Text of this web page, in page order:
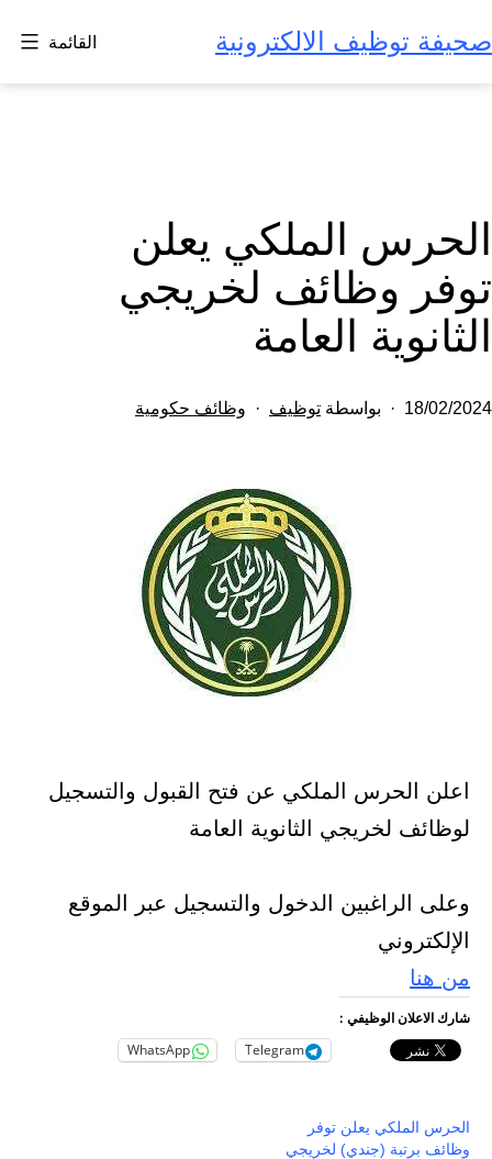
إلى
المحتوى
صحيفة توظيف الالكترونية القائمة
الحرس الملكي يعلن
توفر وظائف لخريجي
الثانوية العامة
تم
18/02/2024 بواسطة توظيف
مصنف
وظائف حكومية
اعلن الحرس الملكي عن فتح القبول والتسجيل
لوظائف لخريجي الثانوية العامة
وعلى الراغبين الدخول والتسجيل عبر الموقع
الإلكتروني
من هنا
شارك الاعلان الوظيفي :
Telegram
WhatsApp
الحرس الملكي يعلن توفر
وظائف برتبة (جندي) لخريجي